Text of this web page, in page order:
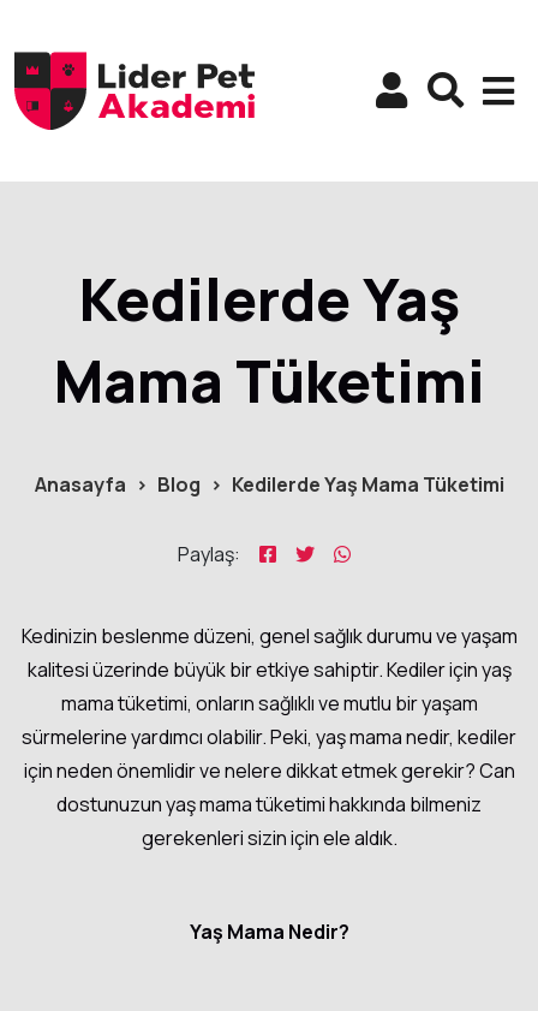
Kedilerde Yaş
Mama Tüketimi
Anasayfa Blog Kedilerde Yaş Mama Tüketimi
Paylaş:
Kedinizin beslenme düzeni, genel sağlık durumu ve yaşam
kalitesi üzerinde büyük bir etkiye sahiptir. Kediler için yaş
mama tüketimi, onların sağlıklı ve mutlu bir yaşam
sürmelerine yardımcı olabilir. Peki, yaş mama nedir, kediler
için neden önemlidir ve nelere dikkat etmek gerekir? Can
dostunuzun yaş mama tüketimi hakkında bilmeniz
gerekenleri sizin için ele aldık.
Yaş Mama Nedir?